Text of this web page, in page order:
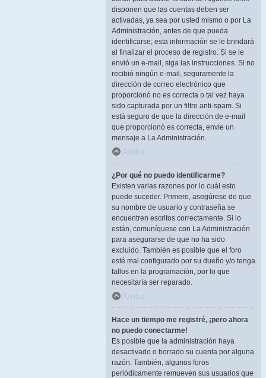
disponen que las cuentas deben ser
activadas, ya sea por usted mismo o por La
Administración, antes de que pueda
identificarse; esta información se le brindará
al finalizar el proceso de registro. Si se le
envió un e-mail, siga las instrucciones. Si no
recibió ningún e-mail, seguramente la
dirección de correo electrónico que
proporcionó no es correcta o tal vez haya
sido capturada por un filtro anti-spam. Si
está seguro de que la dirección de e-mail
que proporcionó es correcta, envíe un
mensaje a La Administración.
Arriba
¿Por qué no puedo identificarme?
Existen varias razones por lo cuál esto
puede suceder. Primero, asegúrese de que
su nombre de usuario y contraseña se
encuentren escritos correctamente. Si lo
están, comuníquese con La Administración
para asegurarse de que no ha sido
excluido. También es posible que el foro
esté mal configurado por su dueño y/o tenga
fallos en la programación, por lo que
necesitaría ser reparado.
Arriba
Hace un tiempo me registré, ¡pero ahora
no puedo conectarme!
Es posible que la administración haya
desactivado o borrado su cuenta por alguna
razón. También, algunos foros
periódicamente remueven sus usuarios que